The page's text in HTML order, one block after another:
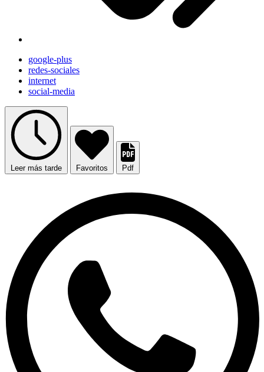
google-plus
redes-sociales
internet
social-media
Leer más tarde Favoritos Pdf